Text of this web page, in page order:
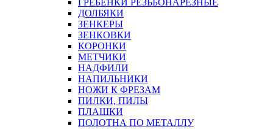
ГРЕБЕНКИ РЕЗЬБОНАРЕЗНЫЕ
ДОЛБЯКИ
ЗЕНКЕРЫ
ЗЕНКОВКИ
КОРОНКИ
МЕТЧИКИ
НАДФИЛИ
НАПИЛЬНИКИ
НОЖИ К ФРЕЗАМ
ПИЛКИ, ПИЛЫ
ПЛАШКИ
ПОЛОТНА ПО МЕТАЛЛУ